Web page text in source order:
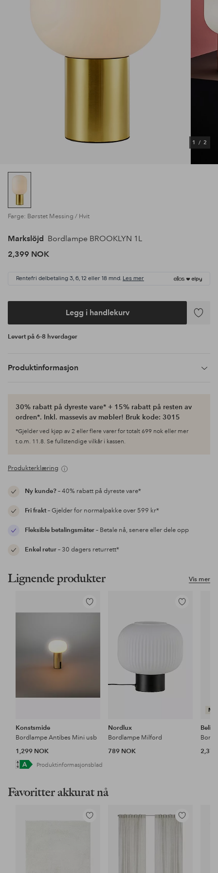
1 / 2
Farge: Børstet Messing / Hvit
Markslöjd
Bordlampe BROOKLYN 1L
2,399 NOK
Rentefri delbetaling 3, 6, 12 eller 18 mnd. Les mer
Legg i handlekurv
Legg
Levert på 6-8 hverdager
Produktinformasjon
30% rabatt på dyreste vare* + 15% rabatt på resten av
ordren*. Inkl. massevis av møbler! Bruk kode: 3015
*Gjelder ved kjøp av 2 eller flere varer for totalt 699 nok eller mer
t.o.m. 11.8. Se fullstendige vilkår i kassen.
Produkterklæring
Ny kunde?– 40% rabatt på dyreste vare*
Fri frakt– Gjelder for normalpakke over 599 kr*
Fleksible betalingsmåter– Betale nå, senere eller dele opp
Enkel retur– 30 dagers returrett*
Vis mer
Lignende produkter
Legg
til
Konstsmide
Bordlampe Antibes Mini usb
1,299 NOK
Produktinformasjonsblad
Legg
Nordlux
Bordlampe Milford
789 NOK
Belid
Favoritter akkurat nå
Legg
Legg